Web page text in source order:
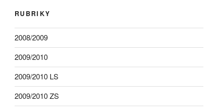
RUBRIKY
2008/2009
2009/2010
2009/2010 LS
2009/2010 ZS